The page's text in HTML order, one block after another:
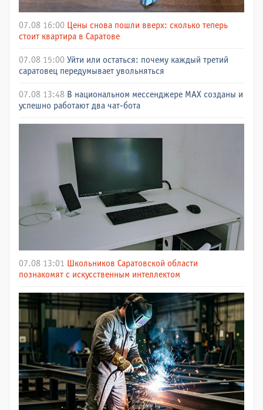
07.08 16:00 Цены снова пошли вверх: сколько теперь
стоит квартира в Саратове
07.08 15:00 Уйти или остаться: почему каждый третий
саратовец передумывает увольняться
07.08 13:48 В национальном мессенджере МАХ созданы и
успешно работают два чат-бота
07.08 13:01
Школьников Саратовской области
познакомят с искусственным интеллектом